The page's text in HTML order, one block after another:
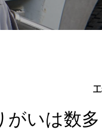
がいは数